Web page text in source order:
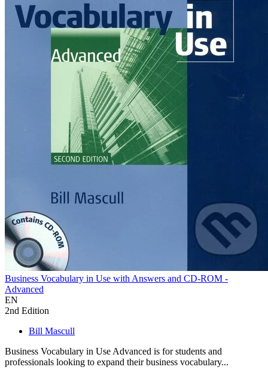
Business Vocabulary in Use with Answers and CD-ROM -
Advanced
EN
2nd Edition
Bill Mascull
Business Vocabulary in Use Advanced is for students and
professionals looking to expand their business vocabulary...